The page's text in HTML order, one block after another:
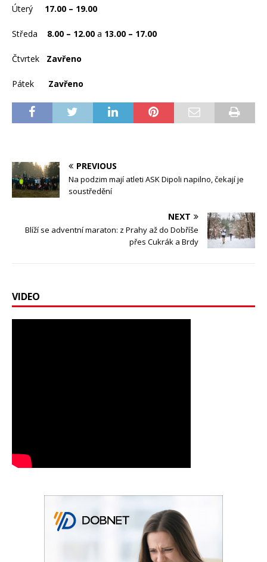
Úterý 17.00 – 19.00
Středa 8.00 – 12.00 a 13.00 – 17.00
Čtvrtek Zavřeno
Pátek Zavřeno
PREVIOUS
Na podzim mají atleti ASK Dipoli napilno, čekají je
soustředění
NEXT
Blíží se adventní maraton: z Prahy až do Dobříše
přes Cukrák a Brdy
VIDEO